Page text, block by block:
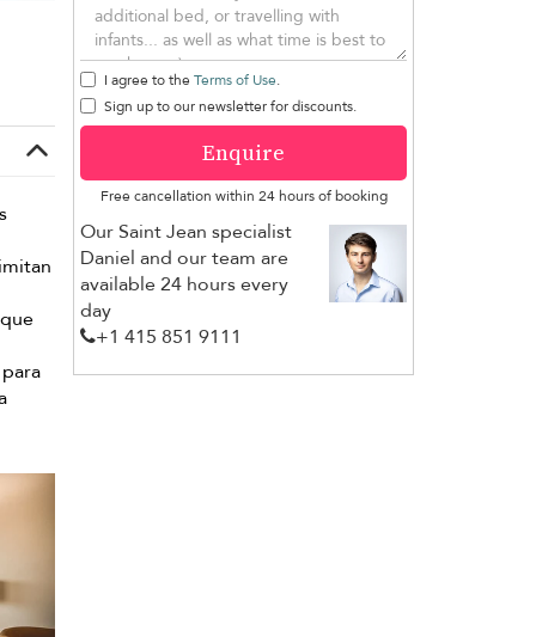
I agree to the Terms of Use.
Sign up to our newsletter for discounts.
Enquire
Free cancellation within 24 hours of booking
Our Saint Jean specialist
Daniel and our team are
available 24 hours every
day
+1 ​415 851 9111